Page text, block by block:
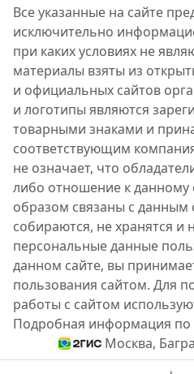
Все указанные на сайте
исключительно
при каких условиях не
материалы взяты из
и официальных сайтов
и логотипы являются
товарными знаками и
соответствующим
не означает, что
либо отношение к данному
образом связаны с данным
собираются, не хранятся и
персональные данные
данном сайте, вы
пользования сайтом. Для
работы с сайтом
Подробная информация по
Москва,